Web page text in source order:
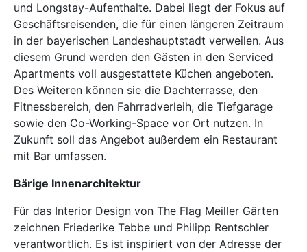
und Longstay-Aufenthalte. Dabei liegt der Fokus auf
Geschäftsreisenden, die für einen längeren Zeitraum
in der bayerischen Landeshauptstadt verweilen. Aus
diesem Grund werden den Gästen in den Serviced
Apartments voll ausgestattete Küchen angeboten.
Des Weiteren können sie die Dachterrasse, den
Fitnessbereich, den Fahrradverleih, die Tiefgarage
sowie den Co-Working-Space vor Ort nutzen. In
Zukunft soll das Angebot außerdem ein Restaurant
mit Bar umfassen.
Bärige Innenarchitektur
Für das Interior Design von The Flag Meiller Gärten
zeichnen Friederike Tebbe und Philipp Rentschler
verantwortlich. Es ist inspiriert von der Adresse der